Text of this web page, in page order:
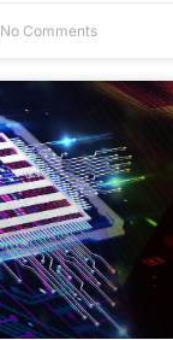
No Comments